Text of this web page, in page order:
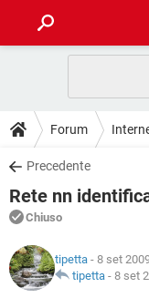
INTRATTENIMENTO
iOS
INSTAGRAM
TIKTOK
HARDWARE
GUIDE
COVID-19
iOS
INSTAGRAM
TIKTOK
DOWNLOAD
COVID-19
INTRATTENIMENTO
iOS
INSTAGRAM
FORUM
COVID-19
INTRATTENIMENTO
GLOSSARIO
COVID-19
Forum
Precedente
Rete nn
Chiuso
tipetta - 8 set
tipetta - 8 set